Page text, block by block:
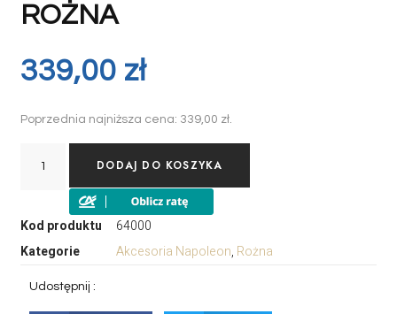
ROŻNA
339,00 zł
Poprzednia najniższa cena: 339,00 zł.
DODAJ DO KOSZYKA
Kod produktu
64000
Kategorie
Akcesoria Napoleon, Rożna
Udostępnij :